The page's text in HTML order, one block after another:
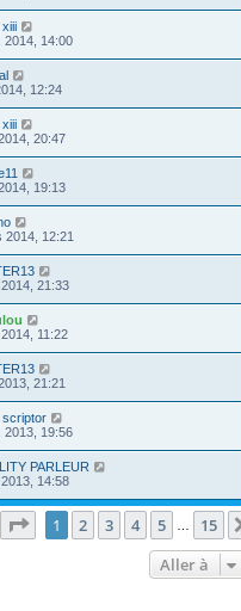
2014, 14:00
12:24
20:47
19:13
2014, 12:21
21:33
11:22
21:21
scriptor
2013, 19:56
PARLEUR
14:58
Page sur15
1 2 3 4 5 15
Aller à